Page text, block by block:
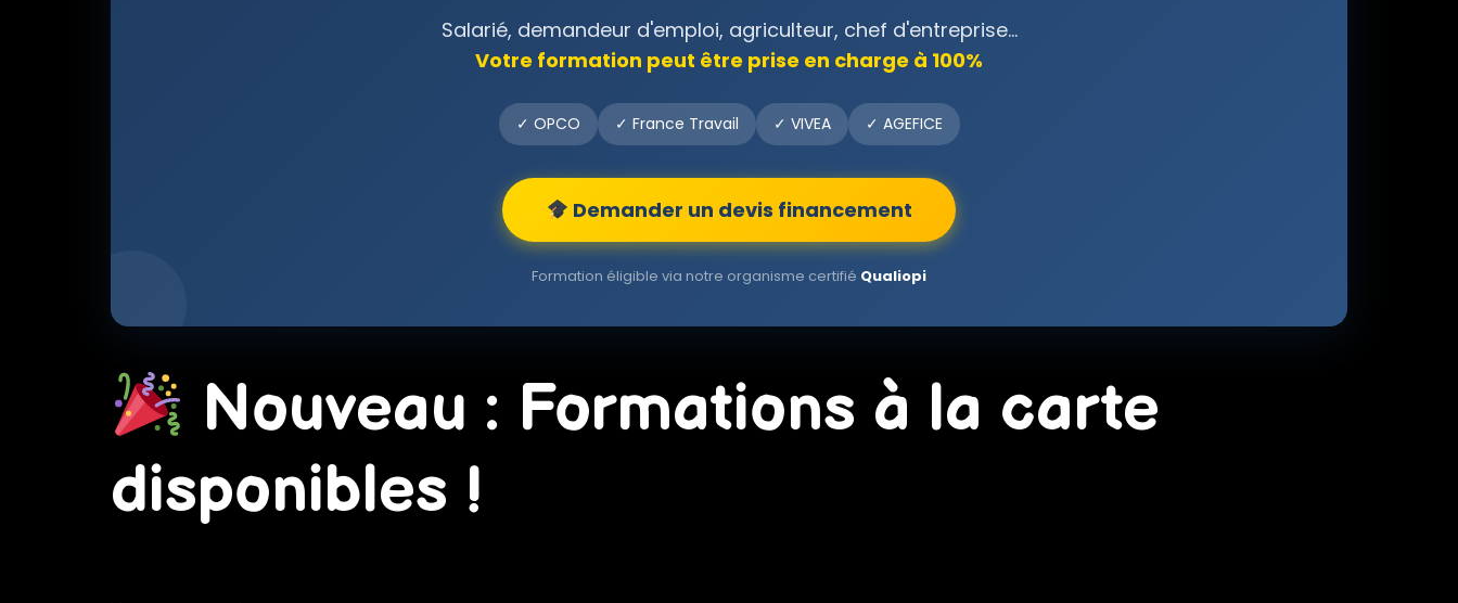
Salarié, demandeur d'emploi, agriculteur, chef d'entreprise...
Votre formation peut être prise en charge à 100%
✓ OPCO ✓ France Travail ✓ VIVEA ✓ AGEFICE
Demander un devis financement
Formation éligible via notre organisme certifié Qualiopi
Nouveau : Formations à la carte
disponibles !